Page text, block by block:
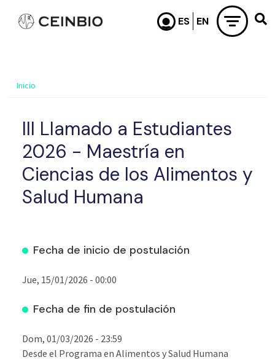
Pasar al contenido principal
Inicio
III Llamado a Estudiantes
2026 - Maestría en
Ciencias de los Alimentos y
Salud Humana
Fecha de inicio de postulación
Jue, 15/01/2026 - 00:00
Fecha de fin de postulación
Dom, 01/03/2026 - 23:59
Desde el Programa en Alimentos y Salud Humana